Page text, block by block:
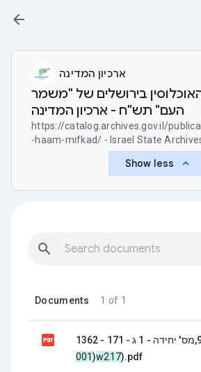
arrow_back
ארכיון המדינה
בירושלים של "משמר
העם" תש"ח - ארכיון המדינה
https://catalog.archives.gov.il/
-haam-mifkad/ - Israel State
Show less keyboard_arrow_up
search
Documents 1 of 1

מס' אזור - 9,מס' יחידה - 1 ג - 171 - 1362
(001w217).pdf